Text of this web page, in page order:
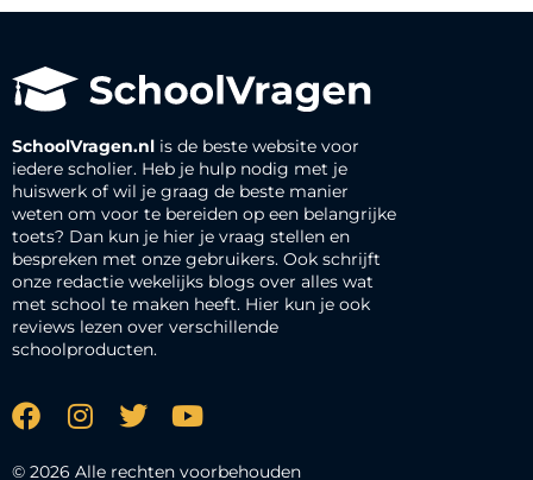
SchoolVragen.nl is de beste website voor
iedere scholier. Heb je hulp nodig met je
huiswerk of wil je graag de beste manier
weten om voor te bereiden op een belangrijke
toets? Dan kun je hier je vraag stellen en
bespreken met onze gebruikers. Ook schrijft
onze redactie wekelijks blogs over alles wat
met school te maken heeft. Hier kun je ook
reviews lezen over verschillende
schoolproducten.
© 2026 Alle rechten voorbehouden